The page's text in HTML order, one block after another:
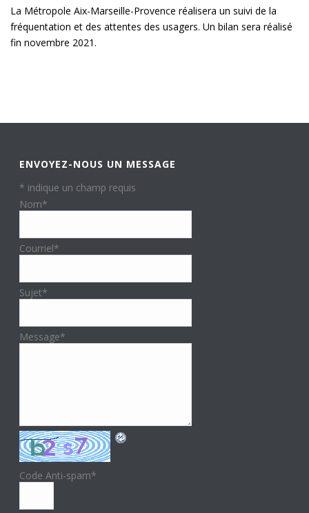
La Métropole Aix-Marseille-Provence réalisera un suivi de la
fréquentation et des attentes des usagers. Un bilan sera réalisé
fin novembre 2021.
ENVOYEZ-NOUS UN MESSAGE
* indique un champ requis
Nom*
Courriel*
Sujet*
Message*
Code Anti-spam*